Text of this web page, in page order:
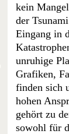
kein
der
Eingang in
unruhige
Grafiken,
finden sich
hohen
gehört zu
sowohl für